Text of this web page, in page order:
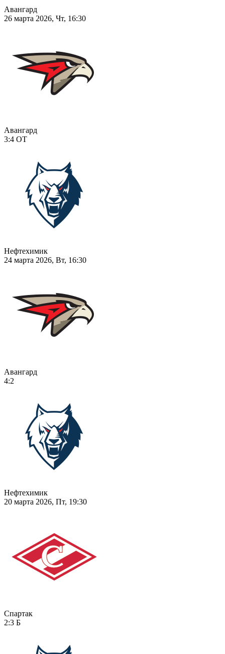
Авангард
26 марта 2026, Чт, 16:30
Авангард
3:4 ОТ
Нефтехимик
24 марта 2026, Вт, 16:30
Авангард
4:2
Нефтехимик
20 марта 2026, Пт, 19:30
Спартак
2:3 Б